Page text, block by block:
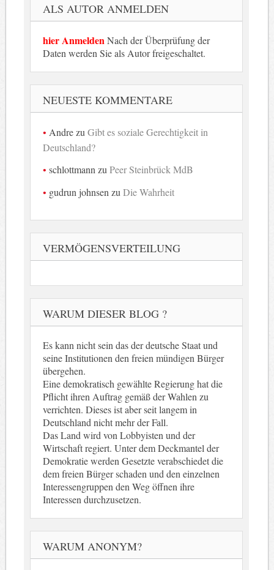
ALS AUTOR ANMELDEN
hier AnmeldenNach der Überprüfung der
Daten werden Sie als Autor freigeschaltet.
NEUESTE KOMMENTARE
AndrezuGibt es soziale Gerechtigkeit in
Deutschland?
schlottmann zuPeer Steinbrück MdB
gudrun johnsen zuDie Wahrheit
VERMÖGENSVERTEILUNG
WARUM DIESER BLOG ?
Es kann nicht sein das der deutsche Staat und
seine Institutionen den freien mündigen Bürger
übergehen.
Eine demokratisch gewählte Regierung hat die
Pflicht ihren Auftrag gemäß der Wahlen zu
verrichten. Dieses ist aber seit langem in
Deutschland nicht mehr der Fall.
Das Land wird von Lobbyisten und der
Wirtschaft regiert. Unter dem Deckmantel der
Demokratie werden Gesetzte verabschiedet die
dem freien Bürger schaden und den einzelnen
Interessengruppen den Weg öffnen ihre
Interessen durchzusetzen.
WARUM ANONYM?